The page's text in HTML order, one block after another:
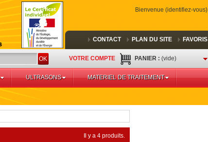
OK
Bienvenue (identifiez-vous)
PANIER : (vide)
VOTRE COMPTE
CONTACT PLAN DU SITE FAVORIS
ULTRASONS MATERIEL DE TRAITEMENT
Il y a 4 produits.